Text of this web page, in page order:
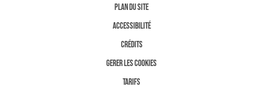
PLAN DU SITE
ACCESSIBILITÉ
CRÉDITS
GERER LES COOKIES
TARIFS